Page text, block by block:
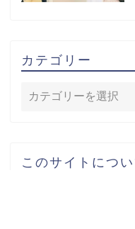
カテゴリー
このサイトについ